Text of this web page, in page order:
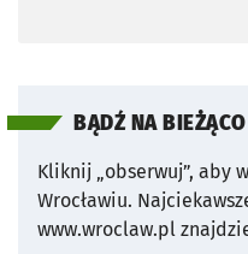
BĄDŹ NA
Kliknij „obserwuj”, aby
Wrocławiu.
www.wroclaw.pl